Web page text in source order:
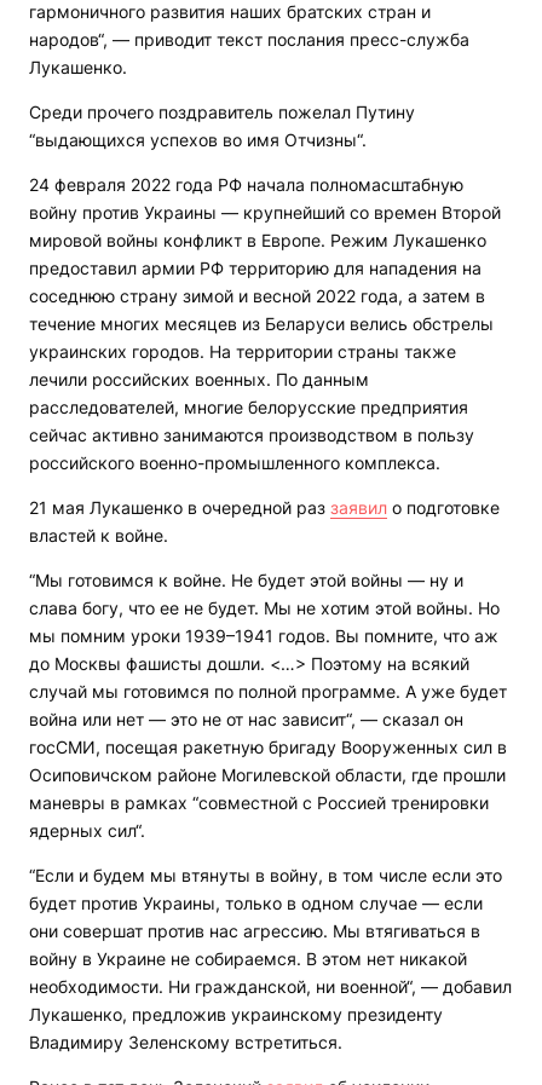
гармоничного развития наших братских стран и
народов“, — приводит текст послания пресс-служба
Лукашенко.
Среди прочего поздравитель пожелал Путину
“выдающихся успехов во имя Отчизны“.
24 февраля 2022 года РФ начала полномасштабную
войну против Украины — крупнейший со времен Второй
мировой войны конфликт в Европе. Режим Лукашенко
предоставил армии РФ территорию для нападения на
соседнюю страну зимой и весной 2022 года, а затем в
течение многих месяцев из Беларуси велись обстрелы
украинских городов. На территории страны также
лечили российских военных. По данным
расследователей, многие белорусские предприятия
сейчас активно занимаются производством в пользу
российского военно-промышленного комплекса.
21 мая Лукашенко в очередной раз заявил о подготовке
властей к войне.
“Мы готовимся к войне. Не будет этой войны — ну и
слава богу, что ее не будет. Мы не хотим этой войны. Но
мы помним уроки 1939–1941 годов. Вы помните, что аж
до Москвы фашисты дошли. <…> Поэтому на всякий
случай мы готовимся по полной программе. А уже будет
война или нет — это не от нас зависит“, — сказал он
госСМИ, посещая ракетную бригаду Вооруженных сил в
Осиповичском районе Могилевской области, где прошли
маневры в рамках “совместной с Россией тренировки
ядерных сил“.
“Если и будем мы втянуты в войну, в том числе если это
будет против Украины, только в одном случае — если
они совершат против нас агрессию. Мы втягиваться в
войну в Украине не собираемся. В этом нет никакой
необходимости. Ни гражданской, ни военной“, — добавил
Лукашенко, предложив украинскому президенту
Владимиру Зеленскому встретиться.